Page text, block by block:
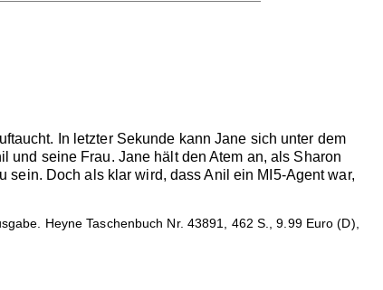
In letzter Sekunde kann Jane sich unter dem
und seine Frau. Jane hält den Atem an, als Sharon
sein. Doch als klar wird, dass Anil ein MI5-Agent war,
Heyne Taschenbuch Nr. 43891, 462 S., 9.99 Euro (D),